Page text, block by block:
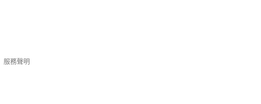
服務聲明